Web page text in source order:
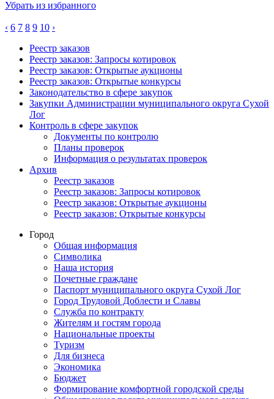
Убрать из избранного
‹ 6 7 8 9 10 ›
Реестр заказов
Реестр заказов: Запросы котировок
Реестр заказов: Открытые аукционы
Реестр заказов: Открытые конкурсы
Законодательство в сфере закупок
Закупки Администрации муниципального округа Сухой
Лог
Контроль в сфере закупок
Документы по контролю
Планы проверок
Информация о результатах проверок
Архив
Реестр заказов
Реестр заказов: Запросы котировок
Реестр заказов: Открытые аукционы
Реестр заказов: Открытые конкурсы
Город
Общая информация
Символика
Наша история
Почетные граждане
Паспорт муниципального округа Сухой Лог
Город Трудовой Доблести и Славы
Служба по контракту
Жителям и гостям города
Национальные проекты
Туризм
Для бизнеса
Экономика
Бюджет
Формирование комфортной городской среды